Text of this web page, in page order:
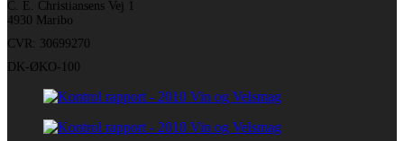
C. E. Christiansens Vej 1
4930 Maribo
CVR: 30699270
DK-ØKO-100